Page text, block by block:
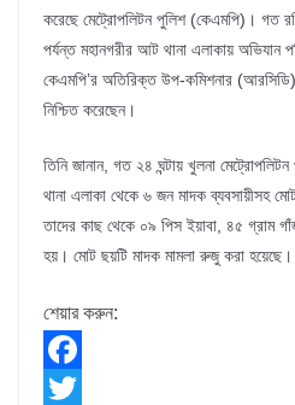
করেছে মেট্রোপলিটন পুলিশ (কেএমপি)। গত
পর্যন্ত মহানগরীর আট থানা এলাকায় অভিযান
কেএমপি’র অতিরিক্ত উপ-কমিশনার
নিশ্চিত করেছেন।
তিনি জানান, গত ২৪ ঘন্টায় খুলনা মেট্রোপলিটন
থানা এলাকা থেকে ৬ জন মাদক ব্যবসায়ীসহ
তাদের কাছ থেকে ০৯ পিস ইয়াবা, ৪৫ গ্রাম
হয়। মোট ছয়টি মাদক মামলা রুজু করা হয়েছে।
শেয়ার করুন:
F